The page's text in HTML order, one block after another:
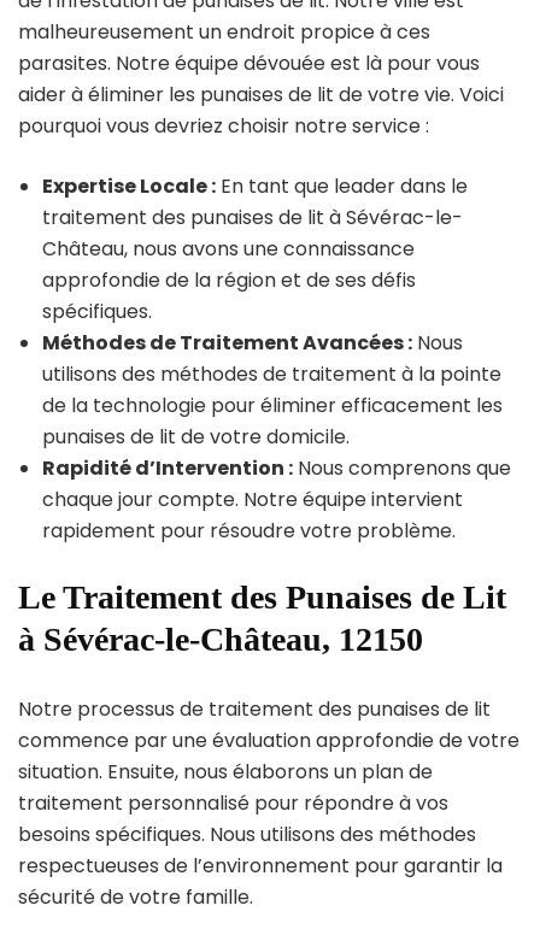
malheureusement un endroit propice à ces
parasites. Notre équipe dévouée est là pour vous
aider à éliminer les punaises de lit de votre vie. Voici
pourquoi vous devriez choisir notre service :
Expertise Locale : En tant que leader dans le
traitement des punaises de lit à Sévérac-le-
Château, nous avons une connaissance
approfondie de la région et de ses défis
spécifiques.
Méthodes de Traitement Avancées : Nous
utilisons des méthodes de traitement à la pointe
de la technologie pour éliminer efficacement les
punaises de lit de votre domicile.
Rapidité d’Intervention : Nous comprenons que
chaque jour compte. Notre équipe intervient
rapidement pour résoudre votre problème.
Le Traitement des Punaises de Lit
à Sévérac-le-Château, 12150
Notre processus de traitement des punaises de lit
commence par une évaluation approfondie de votre
situation. Ensuite, nous élaborons un plan de
traitement personnalisé pour répondre à vos
besoins spécifiques. Nous utilisons des méthodes
respectueuses de l’environnement pour garantir la
sécurité de votre famille.